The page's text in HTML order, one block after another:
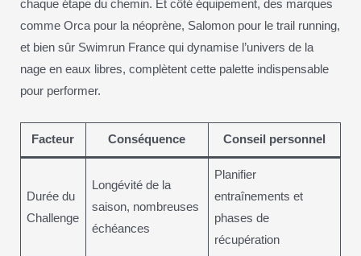
chaque étape du chemin. Et côté équipement, des marques
comme Orca pour la néoprène, Salomon pour le trail running,
et bien sûr Swimrun France qui dynamise l’univers de la
nage en eaux libres, complètent cette palette indispensable
pour performer.
Facteur Conséquence Conseil personnel
Durée du
Challenge
Longévité de la
saison, nombreuses
échéances
Planifier
entraînements et
phases de
récupération